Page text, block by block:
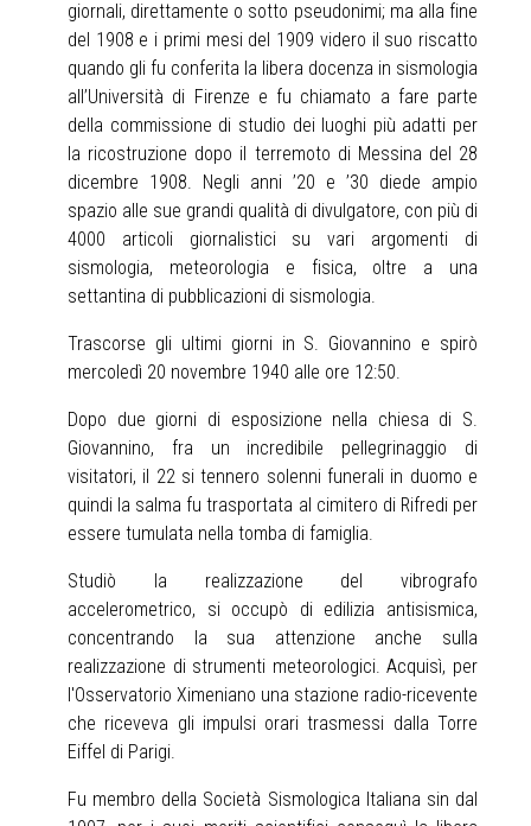
giornali, direttamente o sotto pseudonimi; ma alla fine
del 1908 e i primi mesi del 1909 videro il suo riscatto
quando gli fu conferita la libera docenza in sismologia
all’Università di Firenze e fu chiamato a fare parte
della commissione di studio dei luoghi più adatti per
la ricostruzione dopo il terremoto di Messina del 28
dicembre 1908. Negli anni ’20 e ’30 diede ampio
spazio alle sue grandi qualità di divulgatore, con più di
4000 articoli giornalistici su vari argomenti di
sismologia, meteorologia e fisica, oltre a una
settantina di pubblicazioni di sismologia.
Trascorse gli ultimi giorni in S. Giovannino e spirò
mercoledì 20 novembre 1940 alle ore 12:50.
Dopo due giorni di esposizione nella chiesa di S.
Giovannino, fra un incredibile pellegrinaggio di
visitatori, il 22 si tennero solenni funerali in duomo e
quindi la salma fu trasportata al cimitero di Rifredi per
essere tumulata nella tomba di famiglia.
Studiò la realizzazione del vibrografo
accelerometrico, si occupò di edilizia antisismica,
concentrando la sua attenzione anche sulla
realizzazione di strumenti meteorologici. Acquisì, per
l'Osservatorio Ximeniano una stazione radio-ricevente
che riceveva gli impulsi orari trasmessi dalla Torre
Eiffel di Parigi.
Fu membro della Società Sismologica Italiana sin dal